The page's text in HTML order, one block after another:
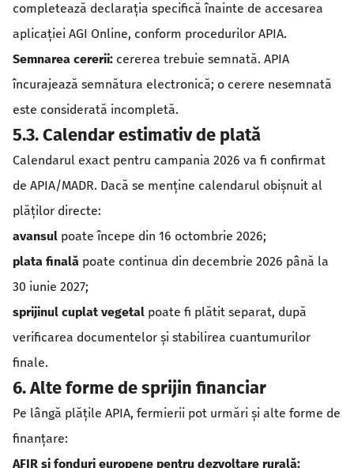
completează declarația specifică înainte de accesarea
aplicației AGI Online, conform procedurilor APIA.
Semnarea cererii: cererea trebuie semnată. APIA
încurajează semnătura electronică; o cerere nesemnată
este considerată incompletă.
5.3. Calendar estimativ de plată
Calendarul exact pentru campania 2026 va fi confirmat
de APIA/MADR. Dacă se menține calendarul obișnuit al
plăților directe:
avansul poate începe din 16 octombrie 2026;
plata finală poate continua din decembrie 2026 până la
30 iunie 2027;
sprijinul cuplat vegetal poate fi plătit separat, după
verificarea documentelor și stabilirea cuantumurilor
finale.
6. Alte forme de sprijin financiar
Pe lângă plățile APIA, fermierii pot urmări și alte forme de
finanțare:
AFIR și fonduri europene pentru dezvoltare rurală: